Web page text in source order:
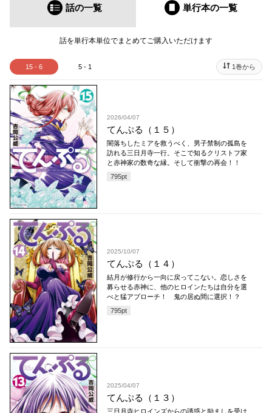
話の一覧 単行本の一覧
話を単行本単位でまとめてご購入いただけます
15 - 6 5 - 1 1巻から
2026/04/07
てんぷる（１５）
闇落ちしたミアを救うべく、男子禁制の孤島を
訪れる三日月寺一行。そこで知るクリストフ家
と赤神家の数奇な縁。そして衝撃の再会！！
795pt
2025/10/07
てんぷる（１４）
結月が修行から一向に戻ってこない。恋しさを
募らせる赤神に、他のヒロインたちは自分を選
べと猛アプローチ！ 鬼の居ぬ間に選択！？
795pt
2025/04/07
てんぷる（１３）
三日月寺ヒロインズからの誘惑と励ましを受け